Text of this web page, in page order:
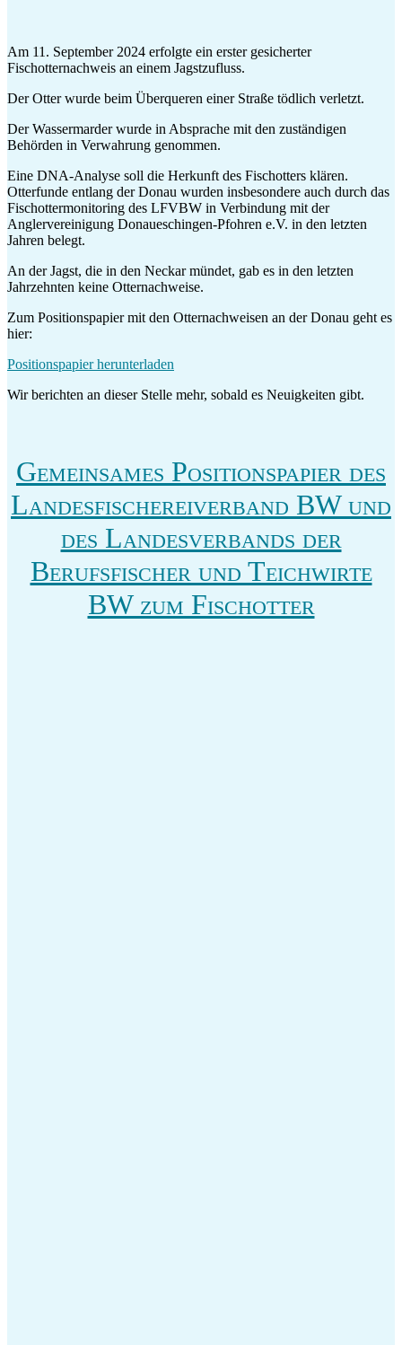
Am 11. September 2024 erfolgte ein erster gesicherter
Fischotternachweis an einem Jagstzufluss.
Der Otter wurde beim Überqueren einer Straße tödlich verletzt.
Der Wassermarder wurde in Absprache mit den zuständigen
Behörden in Verwahrung genommen.
Eine DNA-Analyse soll die Herkunft des Fischotters klären.
Otterfunde entlang der Donau wurden insbesondere auch durch das
Fischottermonitoring des LFVBW in Verbindung mit der
Anglervereinigung Donaueschingen-Pfohren e.V. in den letzten
Jahren belegt.
An der Jagst, die in den Neckar mündet, gab es in den letzten
Jahrzehnten keine Otternachweise.
Zum Positionspapier mit den Otternachweisen an der Donau geht es
hier:
Positionspapier herunterladen
Wir berichten an dieser Stelle mehr, sobald es Neuigkeiten gibt.
Gemeinsames Positionspapier des
Landesfischereiverband BW und
des Landesverbands der
Berufsfischer und Teichwirte
BW zum Fischotter